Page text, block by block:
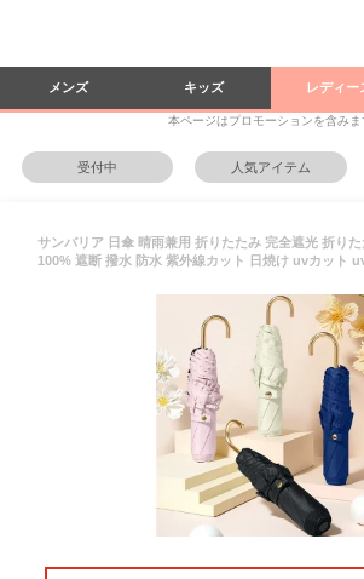
メンズ キッズ レディー
本ページはプロモーションを含みま
受付中 人気アイテム
サンバリア 日傘 晴雨兼用 折りたたみ 完全遮光 折り
100% 遮断 撥水 防水 紫外線カット 日焼け uvカット